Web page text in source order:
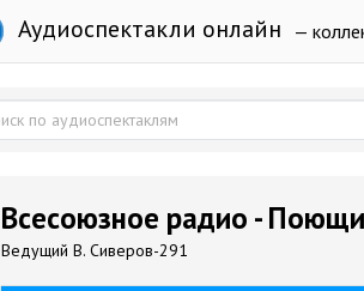
Аудиоспектакли онлайн —
Всесоюзное радио -
Ведущий В. Сиверов-291